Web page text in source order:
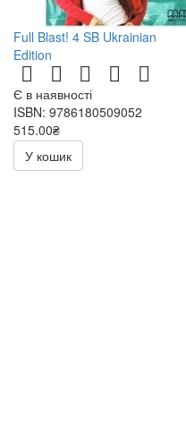
Full Blast! 4 SB Ukrainian
Edition
Є в наявності
ISBN: 9786180509052
515.00₴
У кошик